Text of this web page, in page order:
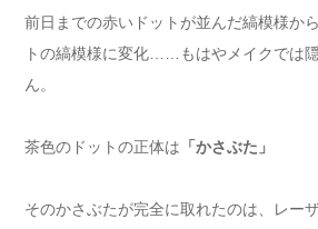
前日までの赤いドットが並んだ縞模様か
トの縞模様に変化……もはやメイクでは
ん。
茶色のドットの正体は 「かさぶた」
そのかさぶたが完全に取れたのは、レー